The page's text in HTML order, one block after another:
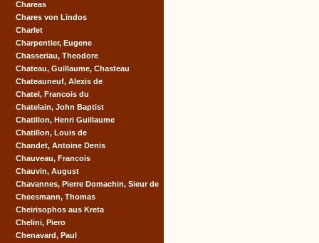
Chareas
Chares von Lindos
Charlet
Charpentier, Eugene
Chasseriau, Theodore
Chateau, Guillaume, Chasteau
Chateauneuf, Alexis de
Chatel, Francois du
Chatelain, John Baptist
Chatillon, Henri Guillaume
Chatillon, Louis de
Chandet, Antoine Denis
Chauveau, Francois
Chauvin, August
Chavannes, Pierre Domachin, Sieur de
Cheesmann, Thomas
Cheirisophos aus Kreta
Chelini, Piero
Chenavard, Paul